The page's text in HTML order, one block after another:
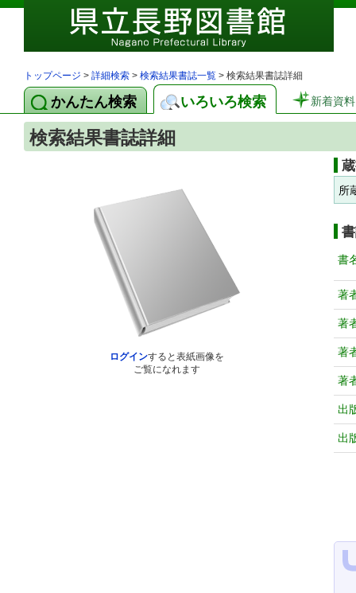
トップページ > 詳細検索 > 検索結果書誌一覧 > 検索結果書誌詳細
かんたん検索 いろいろ検索 新着資料
検索結果書誌詳細
ログインすると表紙画像を
ご覧になれます
所
書
著
著
著
著
出
出